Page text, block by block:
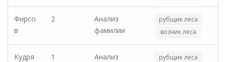
Фирсо
в
2
Анализ
фамилии
рубщик леса
возчик леса
Кудря
1
Анализ
рубщик леса